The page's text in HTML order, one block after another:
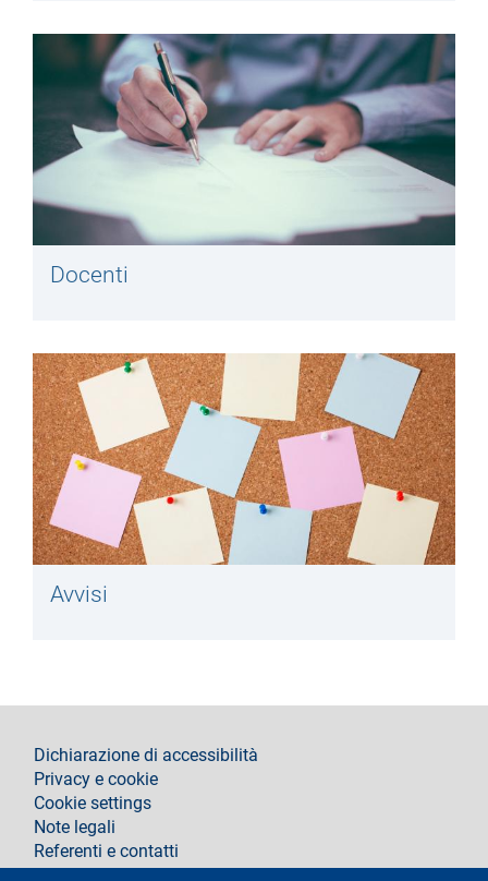
Docenti
Avvisi
footer
Dichiarazione di accessibilità
Privacy e cookie
Cookie settings
Note legali
Referenti e contatti